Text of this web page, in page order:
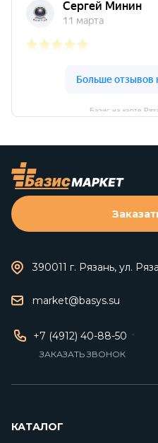
Базис на карте
390011 г. Рязань, ул.
market@basys.su
+7 (4912) 40-88-50
ЗАКАЗАТЬ ЗВОНОК
КАТАЛОГ